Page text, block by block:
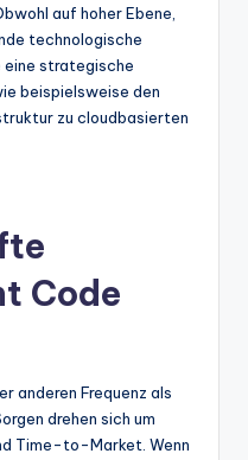
auf hoher Ebene,
technologische
eine strategische
beispielsweise den
zu cloudbasierten
Code
anderen Frequenz als
drehen sich um
Time-to-Market. Wenn